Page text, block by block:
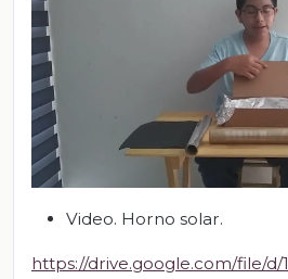
Video. Horno solar.
https://drive.google.com/file/d/